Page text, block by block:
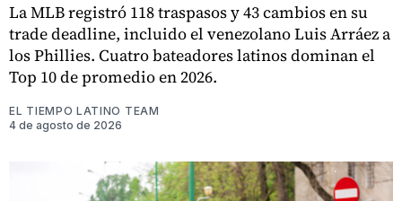
La MLB registró 118 traspasos y 43 cambios en su
trade deadline, incluido el venezolano Luis Arráez a
los Phillies. Cuatro bateadores latinos dominan el
Top 10 de promedio en 2026.
EL TIEMPO LATINO TEAM
4 de agosto de 2026